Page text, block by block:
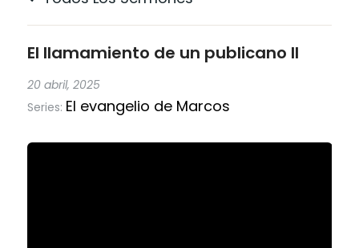
El llamamiento de un publicano II
20 abril, 2025
Series: El evangelio de Marcos